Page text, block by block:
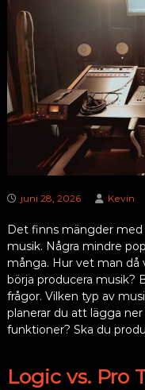
juni 28, 2026 Kevin
Det finns mängder
musik. Några mindre
många. Hur vet man då
börja producera musik?
frågor. Vilken typ av
planerar du att lägga
funktioner? Ska du
Logic vs. Pro